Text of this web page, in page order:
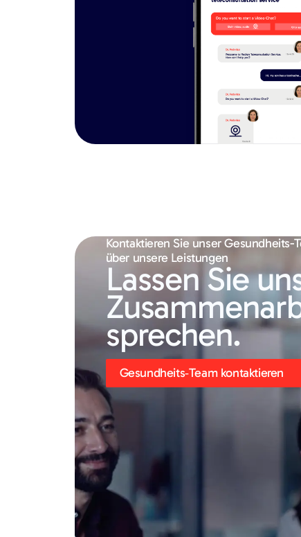
Kontaktieren Sie unser Gesundheits-
über unsere Leistungen
Lassen Sie
sprechen.
Gesundheits‑Team kontaktieren